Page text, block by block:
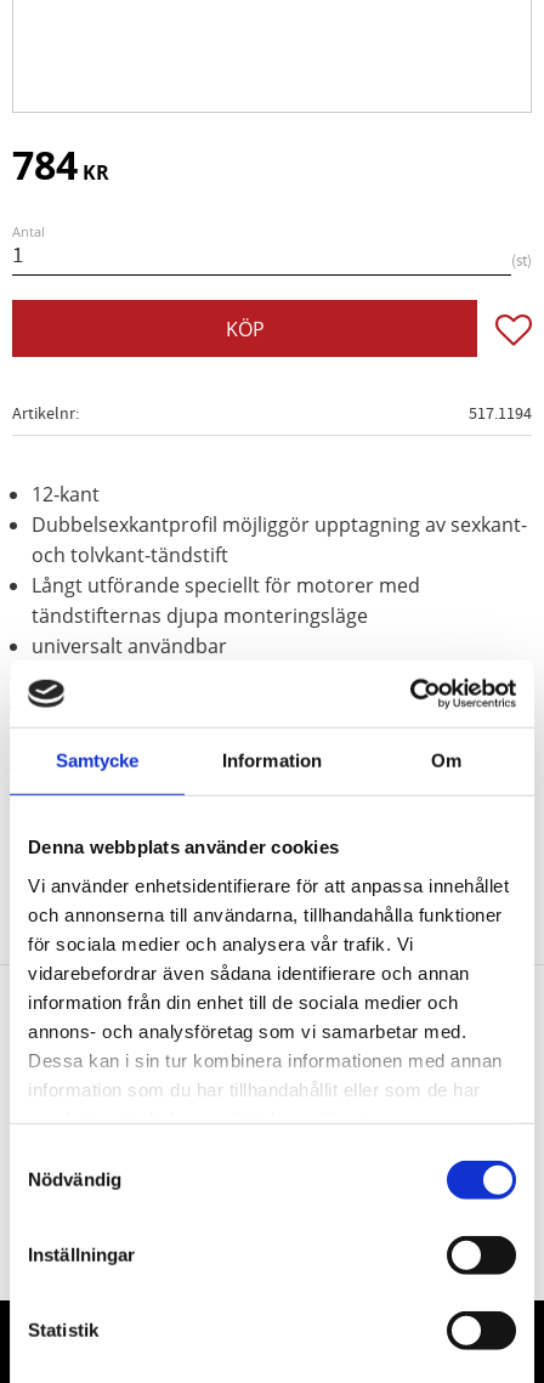
Samtycke Information Om
Denna webbplats använder cookies
Vi använder enhetsidentifierare för att anpassa innehållet
och annonserna till användarna, tillhandahålla funktioner
för sociala medier och analysera vår trafik. Vi
vidarebefordrar även sådana identifierare och annan
information från din enhet till de sociala medier och
annons- och analysföretag som vi samarbetar med.
Dessa kan i sin tur kombinera informationen med annan
information som du har tillhandahållit eller som de har
Nödvändig
Inställningar
Statistik
784 KR
Antal
st
KÖP
Artikelnr 517.1194
12-kant
Dubbelsexkantprofil möjliggör upptagning av sexkant-
och tolvkant-tändstift
Långt utförande speciellt för motorer med
tändstifternas djupa monteringsläge
universalt användbar
Med länk
Med hållargummi för att hålla tändstifterna
Innerfyrkantsdrev enligt DIN 3120 / ISO 1174
Matt satinerat
Krom vanadium
Nyhetsbrev